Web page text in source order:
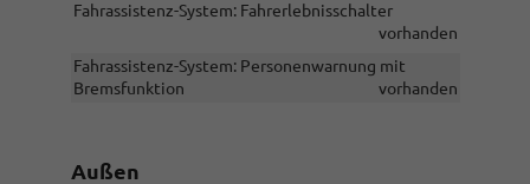
Fahrassistenz-System: Fahrerlebnisschalter
vorhanden
Fahrassistenz-System: Personenwarnung mit
Bremsfunktion
vorhanden
Außen